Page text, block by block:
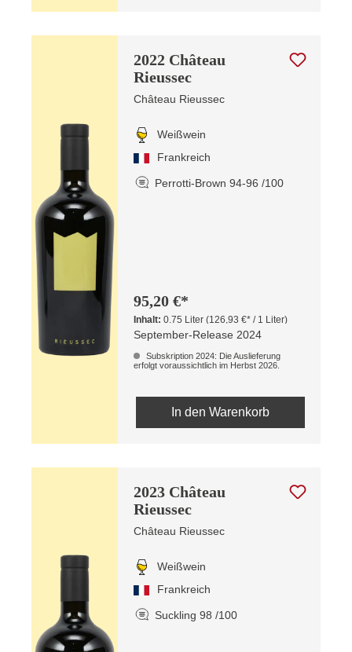
2022 Château
Rieussec
Château Rieussec
Weißwein
Frankreich
Perrotti-Brown 94-96 /100
95,20 €*
Inhalt:0.75 Liter(126,93 €* / 1 Liter)
September-Release 2024
Subskription 2024: Die Auslieferung
erfolgt voraussichtlich im Herbst 2026.
In den Warenkorb
2023 Château
Rieussec
Château Rieussec
Weißwein
Frankreich
Suckling 98 /100